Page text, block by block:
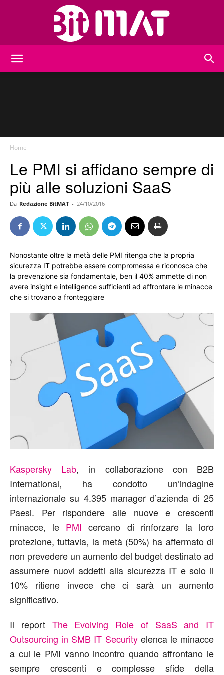
Home
Le PMI si affidano sempre di
più alle soluzioni SaaS
Da Redazione BitMAT - 24/10/2016
Nonostante oltre la metà delle PMI ritenga che la propria
sicurezza IT potrebbe essere compromessa e riconosca che
la prevenzione sia fondamentale, ben il 40% ammette di non
avere insight e intelligence sufficienti ad affrontare le minacce
che si trovano a fronteggiare
Kaspersky Lab, in collaborazione con B2B
International, ha condotto un’indagine
internazionale su 4.395 manager d’azienda di 25
Paesi. Per rispondere alle nuove e crescenti
minacce, le PMIcercano di rinforzare la loro
protezione, tuttavia, la metà (50%) ha affermato di
non prevedere un aumento del budget destinato ad
assumere nuovi addetti alla sicurezza IT e solo il
10% ritiene invece che ci sarà un aumento
significativo.
Il report The Evolving Role of SaaS and IT
Outsourcing in SMB IT Securityelenca le minacce
a cui le PMI vanno incontro quando affrontano le
sempre crescenti e complesse sfide della